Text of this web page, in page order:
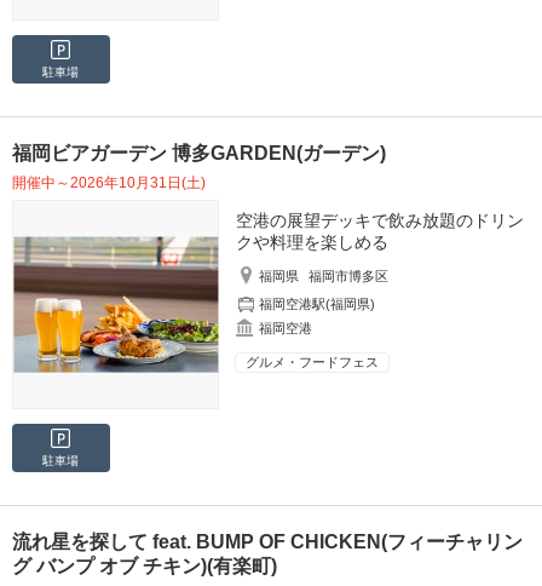
駐車場
福岡ビアガーデン 博多GARDEN(ガーデン)
開催中～2026年10月31日(土)
空港の展望デッキで飲み放題のドリン
クや料理を楽しめる
福岡県
福岡市博多区
福岡空港駅(福岡県)
福岡空港
グルメ・フードフェス
駐車場
流れ星を探して feat. BUMP OF CHICKEN(フィーチャリン
グ バンプ オブ チキン)(有楽町)